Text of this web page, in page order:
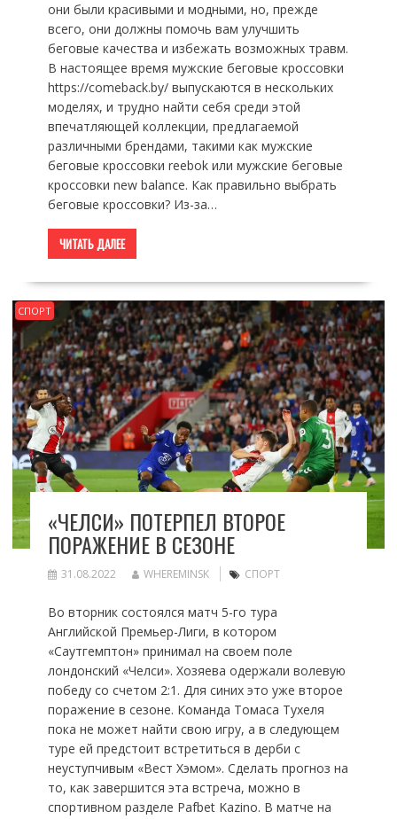
они были красивыми и модными, но, прежде
всего, они должны помочь вам улучшить
беговые качества и избежать возможных травм.
В настоящее время мужские беговые кроссовки
https://comeback.by/ выпускаются в нескольких
моделях, и трудно найти себя среди этой
впечатляющей коллекции, предлагаемой
различными брендами, такими как мужские
беговые кроссовки reebok или мужские беговые
кроссовки new balance. Как правильно выбрать
беговые кроссовки? Из-за…
ЧИТАТЬ ДАЛЕЕ
СПОРТ
«ЧЕЛСИ» ПОТЕРПЕЛ ВТОРОЕ
ПОРАЖЕНИЕ В СЕЗОНЕ
31.08.2022 WHEREMINSK СПОРТ
Во вторник состоялся матч 5-го тура
Английской Премьер-Лиги, в котором
«Саутгемптон» принимал на своем поле
лондонский «Челси». Хозяева одержали волевую
победу со счетом 2:1. Для синих это уже второе
поражение в сезоне. Команда Томаса Тухеля
пока не может найти свою игру, а в следующем
туре ей предстоит встретиться в дерби с
неуступчивым «Вест Хэмом». Сделать прогноз на
то, как завершится эта встреча, можно в
спортивном разделе Pafbet Kazino. В матче на